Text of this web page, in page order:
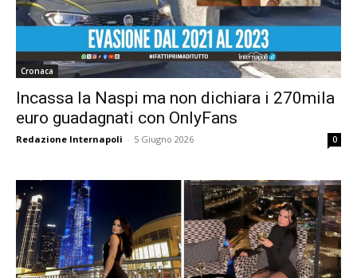
Cronaca
Incassa la Naspi ma non dichiara i 270mila
euro guadagnati con OnlyFans
Redazione Internapoli - 5 Giugno 2026 0